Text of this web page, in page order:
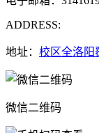
ADDRESS:
地址： 校区全洛阳
微信二维码